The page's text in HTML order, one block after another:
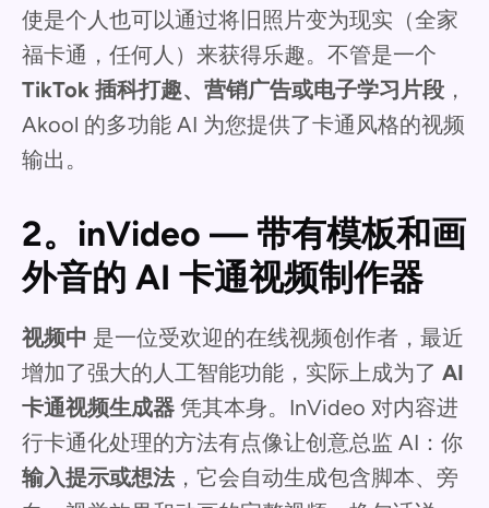
使是个人也可以通过将旧照片变为现实（全家
福卡通，任何人）来获得乐趣。不管是一个
TikTok 插科打趣、营销广告或电子学习片段 ，
Akool 的多功能 AI 为您提供了卡通风格的视频
输出。
2。inVideo — 带有模板和画
外音的 AI 卡通视频制作器
视频中 是一位受欢迎的在线视频创作者，最近
增加了强大的人工智能功能，实际上成为了 AI
卡通视频生成器 凭其本身。InVideo 对内容进
行卡通化处理的方法有点像让创意总监 AI：你
输入提示或想法，它会自动生成包含脚本、旁